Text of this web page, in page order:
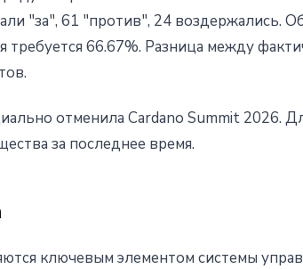
"за", 61 "против", 24 воздержались.
требуется 66.67%. Разница между
отменила Cardano Summit 2026.
за последнее время.
ключевым элементом системы